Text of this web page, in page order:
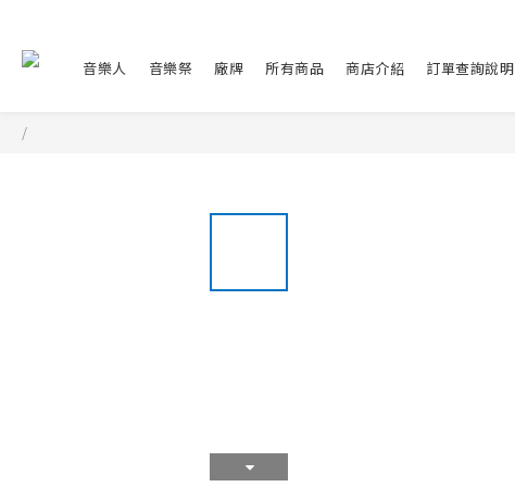
音樂人 音樂祭 廠牌 所有商品 商店介紹 訂單查詢說明
/